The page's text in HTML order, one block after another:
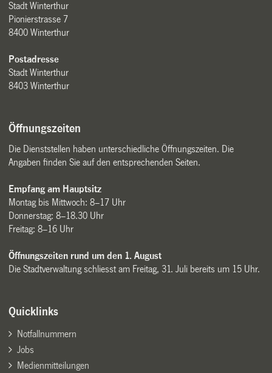
Stadt Winterthur
Pionierstrasse 7
8400 Winterthur
Postadresse
Stadt Winterthur
8403 Winterthur
Öffnungszeiten
Die Dienststellen haben unterschiedliche Öffnungszeiten. Die
Angaben finden Sie auf den entsprechenden Seiten.
Empfang am Hauptsitz
Montag bis Mittwoch: 8–17 Uhr
Donnerstag: 8–18.30 Uhr
Freitag: 8–16 Uhr
Öffnungszeiten rund um den 1. August
Die Stadtverwaltung schliesst am Freitag, 31. Juli bereits um 15 Uhr.
Quicklinks
Notfallnummern
Jobs
Medienmitteilungen